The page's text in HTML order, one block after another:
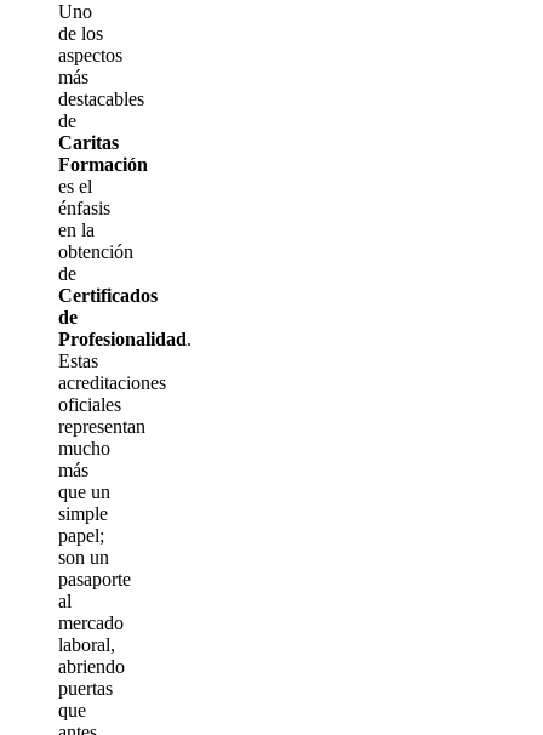
Uno
de los
aspectos
más
destacables
de
Caritas
Formación
es el
énfasis
en la
obtención
de
Certificados
de
Profesionalidad.
Estas
acreditaciones
oficiales
representan
mucho
más
que un
simple
papel;
son un
pasaporte
al
mercado
laboral,
abriendo
puertas
que